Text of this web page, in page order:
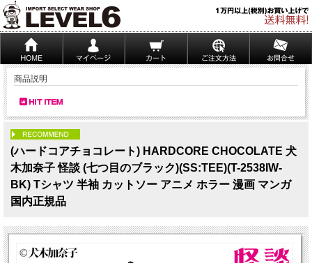
商品説明
(ハードコアチョコレート) HARDCORE CHOCOLATE 犬
木加奈子 怪談 (七つ目のブラック)(SS:TEE)(T-2538IW-
BK) Tシャツ 半袖 カットソー アニメ ホラー 漫画 マンガ
国内正規品